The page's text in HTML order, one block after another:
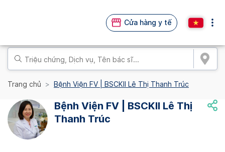
Cửa hàng y tế
Trang chủ Bệnh Viện FV | BSCKII Lê Thị Thanh Trúc
Bệnh Viện FV | BSCKII Lê Thị
Thanh Trúc